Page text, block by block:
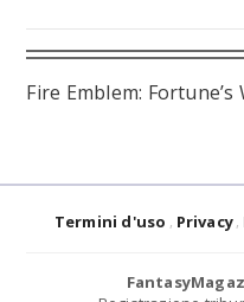
Fire Emblem: Fortune’s
Termini d'uso Privacy